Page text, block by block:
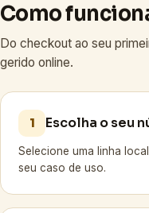
Como
Do checkout ao seu
gerido online.
1 Escolha o seu
Selecione uma linha
seu caso de uso.